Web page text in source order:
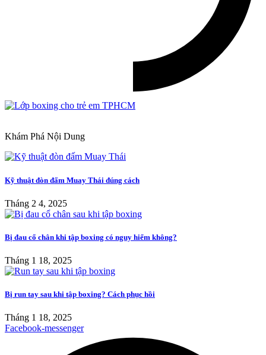
Khám Phá Nội Dung
Kỹ thuật đòn đấm Muay Thái đúng cách
Tháng 2 4, 2025
Bị đau cổ chân khi tập boxing có nguy hiểm không?
Tháng 1 18, 2025
Bị run tay sau khi tập boxing? Cách phục hồi
Tháng 1 18, 2025
Facebook-messenger